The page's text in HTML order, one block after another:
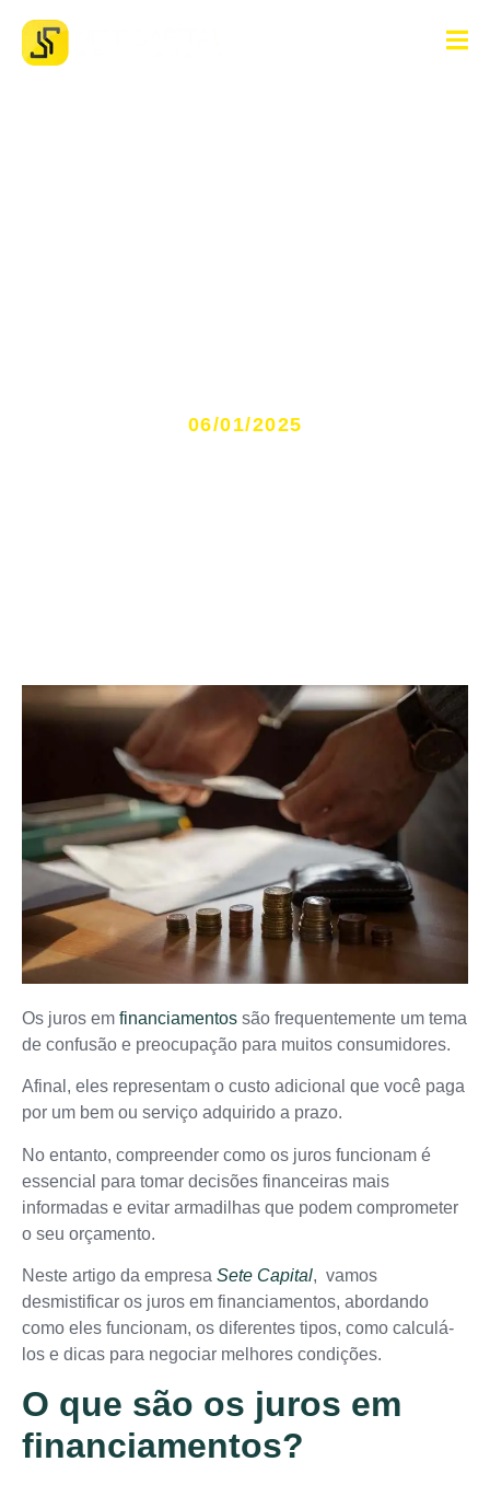
06/01/2025
Os juros em financiamentos são frequentemente um tema
de confusão e preocupação para muitos consumidores.
Afinal, eles representam o custo adicional que você paga
por um bem ou serviço adquirido a prazo.
No entanto, compreender como os juros funcionam é
essencial para tomar decisões financeiras mais
informadas e evitar armadilhas que podem comprometer
o seu orçamento.
Neste artigo da empresa Sete Capital, vamos
desmistificar os juros em financiamentos, abordando
como eles funcionam, os diferentes tipos, como calculá-
los e dicas para negociar melhores condições.
O que são os juros em
financiamentos?